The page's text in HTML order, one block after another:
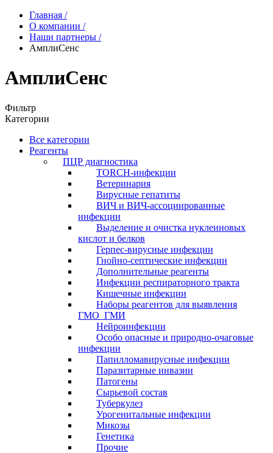
Главная /
О компании /
Наши партнеры /
АмплиСенс
АмплиСенс
Фильтр
Категории
Все категории
Реагенты
ПЦР диагностика
TORCH-инфекции
Ветеринария
Вирусные гепатиты
ВИЧ и ВИЧ-ассоциированные
инфекции
Выделение и очистка нуклеиновых
кислот и белков
Герпес-вирусные инфекции
Гнойно-септические инфекции
Дополнительные реагенты
Инфекции респираторного тракта
Кишечные инфекции
Наборы реагентов для выявления
ГМО_ГМИ
Нейроинфекции
Особо опасные и природно-очаговые
инфекции
Папилломавирусные инфекции
Паразитарные инвазии
Патогены
Сырьевой состав
Туберкулез
Урогенитальные инфекции
Микозы
Генетика
Прочие